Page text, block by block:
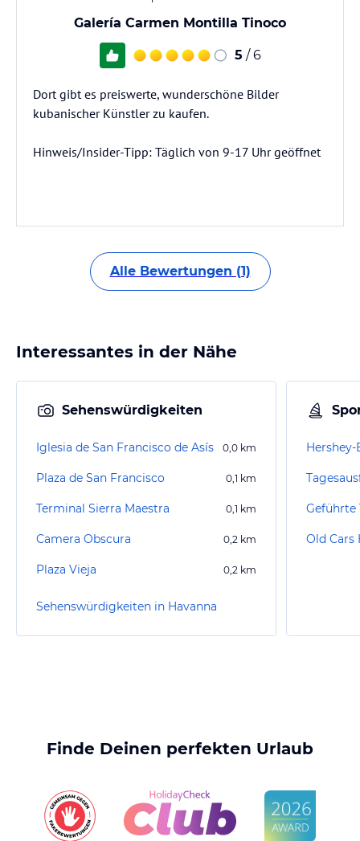
Galería Carmen Montilla Tinoco
5 / 6
Dort gibt es preiswerte, wunderschöne Bilder
kubanischer Künstler zu kaufen.
Hinweis/Insider-Tipp: Täglich von 9-17 Uhr geöffnet
Alle Bewertungen (1)
Interessantes in der Nähe
Sehenswürdigkeiten
Iglesia de San Francisco de Asís 0,0 km
Plaza de San Francisco 0,1 km
Terminal Sierra Maestra 0,1 km
Camera Obscura 0,2 km
Plaza Vieja 0,2 km
Sehenswürdigkeiten in Havanna
Hershey-
Old Cars
Finde Deinen perfekten Urlaub